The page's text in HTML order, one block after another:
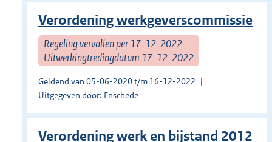
Verordening werkgeverscommissie
Regeling vervallen per 17-12-2022
Uitwerkingtredingdatum 17-12-2022
Geldend van 05-06-2020 t/m 16-12-2022
Uitgegeven door: Enschede
Verordening werk en bijstand 2012